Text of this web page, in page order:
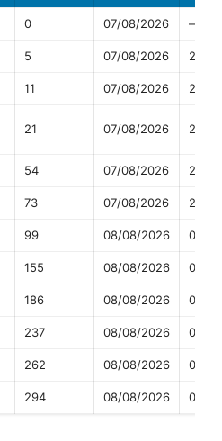
0 07/08/2026 —
5 07/08/2026 22:20
11 07/08/2026 22:33
21 07/08/2026 22:55
54 07/08/2026 23:34
73 07/08/2026 23:59
99 08/08/2026 00:39
155 08/08/2026 02:07
186 08/08/2026 02:56
237 08/08/2026 04:13
262 08/08/2026 04:54
294 08/08/2026 05:55